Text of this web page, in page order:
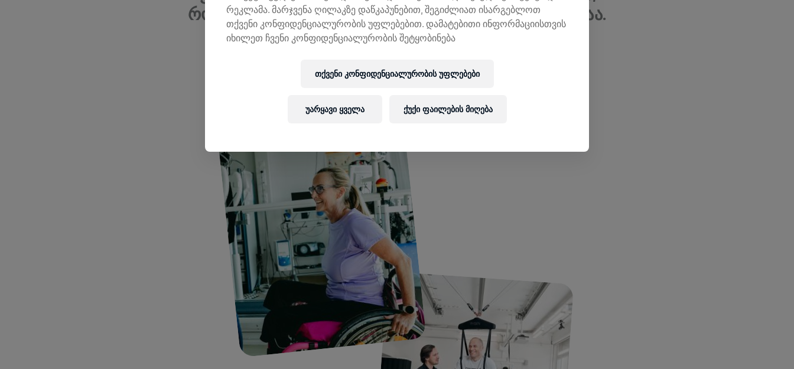
რომლის მიზანი ზურგის ტვინის დაზიანების კვლევაა.
რეკლამა. მარჯვენა ღილაკზე დაწკაპუნებით, შეგიძლიათ ისარგებლოთ
თქვენი კონფიდენციალურობის უფლებებით. დამატებითი ინფორმაციისთვის
იხილეთ ჩვენი კონფიდენციალურობის შეტყობინება
თქვენი კონფიდენციალურობის უფლებები
უარყავი ყველა ქუქი ფაილების მიღება